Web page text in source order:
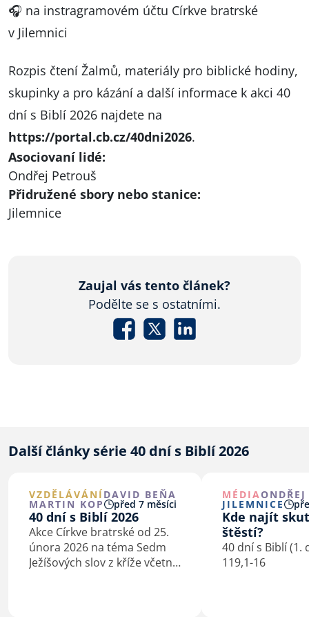
🎧 na instragramovém účtu Církve bratrské
v Jilemnici
Rozpis čtení Žalmů, materiály pro biblické hodiny,
skupinky a pro kázání a další informace k akci 40
dní s Biblí 2026 najdete na
https://portal.cb.cz/40dni2026.
Asociovaní lidé:
Ondřej Petrouš
Přidružené sbory nebo stanice:
Jilemnice
Zaujal vás tento článek?
Podělte se s ostatními.
Další články série 40 dní s Biblí 2026
VZDĚLÁVÁNÍDAVID BEŇA
MARTIN KOP před 7 měsíci
40 dní s Biblí 2026
Akce Církve bratrské od 25.
února 2026 na téma Sedm
Ježíšových slov z kříže včetně
MÉDIA
JILEMNICE
Kde najít
štěstí?
40 dní s Biblí (1.
119,1-16